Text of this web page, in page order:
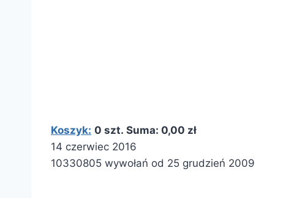
Koszyk: 0 szt. Suma: 0,00 zł
14 czerwiec 2016
10330805 wywołań od 25 grudzień 2009